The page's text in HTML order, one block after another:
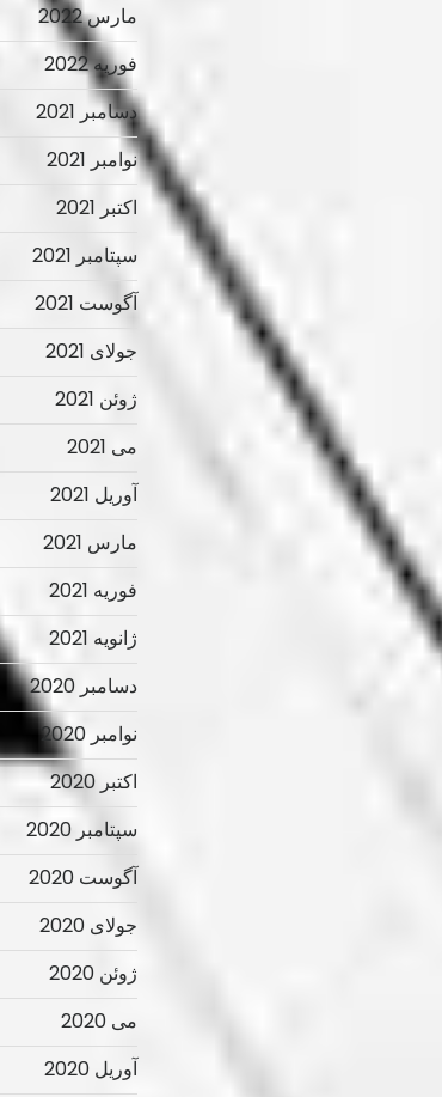
مارس 2022
فوریه 2022
دسامبر 2021
نوامبر 2021
اکتبر 2021
سپتامبر 2021
آگوست 2021
جولای 2021
ژوئن 2021
می 2021
آوریل 2021
مارس 2021
فوریه 2021
ژانویه 2021
دسامبر 2020
نوامبر 2020
اکتبر 2020
سپتامبر 2020
آگوست 2020
جولای 2020
ژوئن 2020
می 2020
آوریل 2020